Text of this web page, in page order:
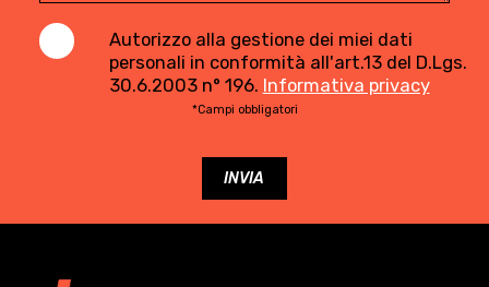
Autorizzo alla gestione dei miei dati
personali in conformità all'art.13 del D.Lgs.
30.6.2003 n° 196. Informativa privacy
*Campi obbligatori